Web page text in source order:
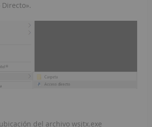
Directo».
del archivo wsjtx.exe